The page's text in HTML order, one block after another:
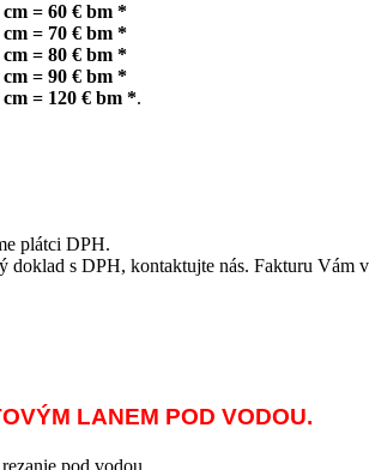
= 60 € bm *
= 70 € bm *
= 80 € bm *
= 90 € bm *
= 120 € bm *.
plátci DPH.
doklad s DPH, kontaktujte nás. Fakturu Vám
LANEM POD VODOU.